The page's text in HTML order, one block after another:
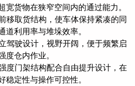
宽货物在狭窄空间内的通过能力。
移取货结构，使车体保持紧凑的同
道利用率与堆垛效率。
驾驶设计，视野开阔，便于频繁启
度仓内作业。
度门架结构配合自由提升设计，在
稳定性与操作可控性。